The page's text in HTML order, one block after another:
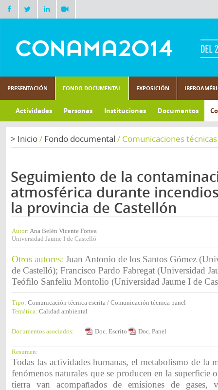
PRESENTACIÓN FONDO DOCUMENTAL EXPOSICIÓN
Actividades Personas Instituciones Documentos
> Inicio/ Fondo documental / Comunicaciones técnicas
Seguimiento de la
atmosférica durante
la provincia de Castellón
Autor: Ana Belén Vicente Fortea
Universidad Jaume I de Castelló
Otros autores: Juan Antonio de los Santos Gómez
de Castelló); Francisco Pardo Fabregat (Universidad
Teófilo Sanfeliu Montolio (Universidad Jaume I de
Tipo: Comunicación técnica escrita / Comunicación técnica panel
Temática: Calidad ambiental
Documentos asociados: Doc. Escrito Doc. Panel
Resumen:
Todas las actividades humanas, el metabolismo de la
fenómenos naturales que se producen en la superficie
tierra van acompañados de emisiones de gases,